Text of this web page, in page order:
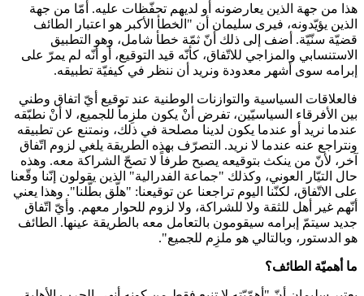
هذا من جهة الذين يعارضونه أو لديهم تحفّظات عليه. أمّا من جهة
الذين يؤيّدونه، فيرى سليمان أن "الخطأ الأكبر هو اعتبار الطائف
قضيّة سنّيّة. أضف إلى ذلك أنّ ثمّة خطأ شامل، وهو التطبيق
الاستنسابي والمزاجي للاتّفاق، كأنّه قيد التوقيع، أو أنّه لم يمرّ على
إبرامه سوى أشهر معدودة ونريد أن ننظر في كيفيّة تطبيقه.
فالعلاقات السياسية والتوازنات الوطنية عند توقيع أيّ اتفاق وطني
بين الأفرقاء السياسيّين، تفرض أنْ يكون ملزِماً للجميع، لا أنْ نطبّقه
عندما نريد أو عندما يكون لدينا مصلحة في ذلك، ونمتنع عن تطبيقه
ونتراجع عنه عندما لا نريد. التصرّف بهذه الطريقة يلغي لزوم اتّفاق
آخر، لأنّ من ينكث بتوقيعه يصبح طرفاً لا تصحّ الشراكة معه. وهذه
حال التيّار العوني، وكذلك "جماعة الفدرالية" الذين يقولون إنّنا وقّعنا
على الاتّفاق، لكنّنا اليوم تراجعنا عن توقيعنا: "هلّق بطّلنا". وهذا يعني
أنّهم غير أهل للثقة ولا للشراكة، ولا لزوم للحوار معهم. وأيّ اتّفاق
جديد سيتمّ إبرامه سيقومون بالتعامل معه بالطريقة عينها. الطائف
هو الدستور، وبالتالي هو ملزِم للجميع".
ما أهميّة الطائف؟